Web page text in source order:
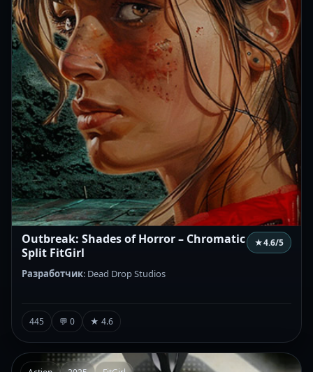
Outbreak: Shades of Horror – Chromatic
Split FitGirl
★4.6/5
Разработчик: Dead Drop Studios
445 💬 0 ★ 4.6